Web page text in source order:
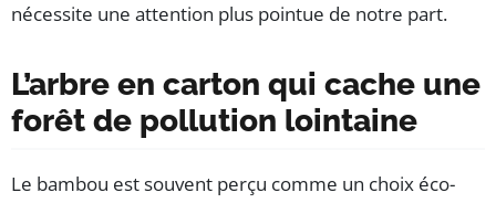
nécessite une attention plus pointue de notre part.
L’arbre en carton qui cache une
forêt de pollution lointaine
Le bambou est souvent perçu comme un choix éco-